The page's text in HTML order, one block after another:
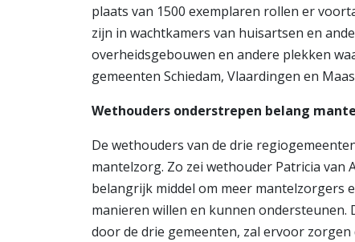
plaats van 1500 exemplaren rollen er
zijn in wachtkamers van huisartsen en
overheidsgebouwen en andere plekken
gemeenten Schiedam, Vlaardingen en
Wethouders onderstrepen belang
De wethouders van de drie
mantelzorg. Zo zei wethouder Patricia van
belangrijk middel om meer mantelzorgers
manieren willen en kunnen ondersteunen.
door de drie gemeenten, zal ervoor